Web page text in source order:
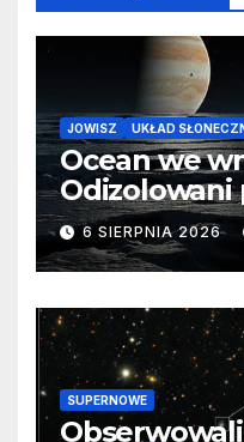
JOWISZ UKŁAD
Ocean we
Odizolowani
barierę
6 SIERPNIA 2026
SUPERNOWE